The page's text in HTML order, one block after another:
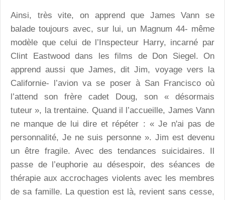
Ainsi, très vite, on apprend que James Vann se
balade toujours avec, sur lui, un Magnum 44- même
modèle que celui de l’Inspecteur Harry, incarné par
Clint Eastwood dans les films de Don Siegel. On
apprend aussi que James, dit Jim, voyage vers la
Californie- l’avion va se poser à San Francisco où
l’attend son frère cadet Doug, son « désormais
tuteur », la trentaine. Quand il l’accueille, James Vann
ne manque de lui dire et répéter : « Je n'ai pas de
personnalité, Je ne suis personne ». Jim est devenu
un être fragile. Avec des tendances suicidaires. Il
passe de l’euphorie au désespoir, des séances de
thérapie aux accrochages violents avec les membres
de sa famille. La question est là, revient sans cesse,